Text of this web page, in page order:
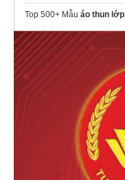
Top 500+ Mẫu áo thun lớp